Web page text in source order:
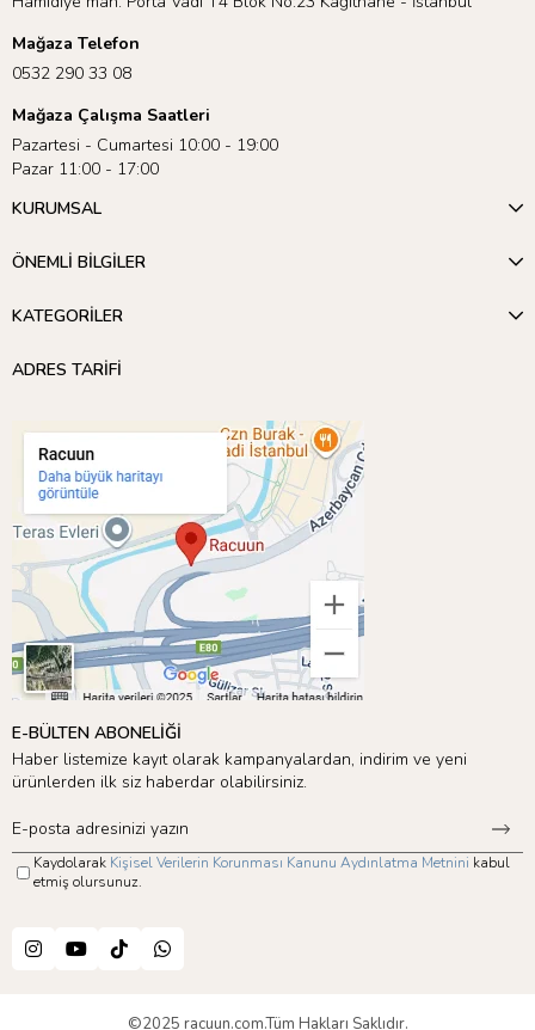
Mağaza Telefon
0532 290 33 08
Mağaza Çalışma Saatleri
Pazartesi - Cumartesi 10:00 - 19:00
Pazar 11:00 - 17:00
KURUMSAL
ÖNEMLİ BİLGİLER
KATEGORİLER
ADRES TARİFİ
E-BÜLTEN ABONELİĞİ
Haber listemize kayıt olarak kampanyalardan, indirim ve yeni
ürünlerden ilk siz haberdar olabilirsiniz.
Kaydolarak Kişisel Verilerin Korunması Kanunu Aydınlatma Metnini kabul
etmiş olursunuz.
©2025 racuun.com.Tüm Hakları Saklıdır.